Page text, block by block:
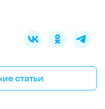
статьи